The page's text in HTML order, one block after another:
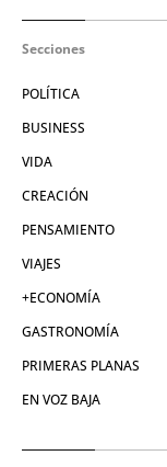
Secciones
POLÍTICA
BUSINESS
VIDA
CREACIÓN
PENSAMIENTO
VIAJES
+ECONOMÍA
GASTRONOMÍA
PRIMERAS PLANAS
EN VOZ BAJA